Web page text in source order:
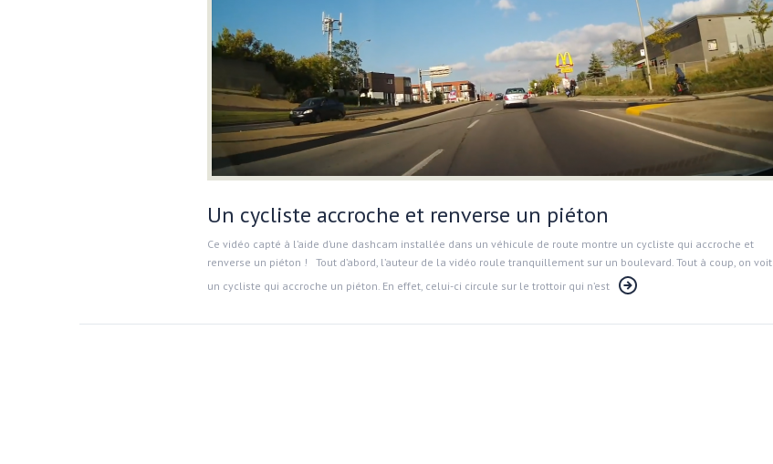
Un cycliste accroche et renverse un piéton
Ce vidéo capté à l’aide d’une dashcam installée dans un véhicule de route montre un cycliste qui accroche et
renverse un piéton ! Tout d’abord, l’auteur de la vidéo roule tranquillement sur un boulevard. Tout à coup, on voit
un cycliste qui accroche un piéton. En effet, celui-ci circule sur le trottoir qui n’est